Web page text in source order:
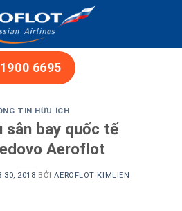
1900 6695
TIN HỮU ÍCH
sân bay quốc tế
Aeroflot
30, 2018 BỞIAEROFLOT KIMLIEN